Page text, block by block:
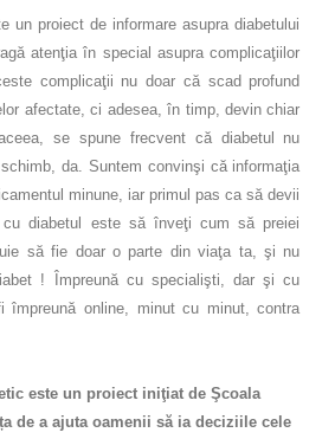
un proiect de informare asupra diabetului
atenţia în special asupra complicaţiilor
complicaţii nu doar că scad profund
afectate, ci adesea, în timp, devin chiar
se spune frecvent că diabetul nu
da. Suntem convinşi că informaţia
minune, iar primul pas ca să devii
diabetul este să înveţi cum să preiei
să fie doar o parte din viaţa ta, şi nu
! Împreună cu specialişti, dar şi cu
împreună online, minut cu minut, contra
este un proiect iniţiat de Şcoala
de a ajuta oamenii să ia deciziile cele